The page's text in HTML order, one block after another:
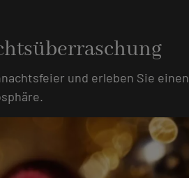
und erleben Sie einen